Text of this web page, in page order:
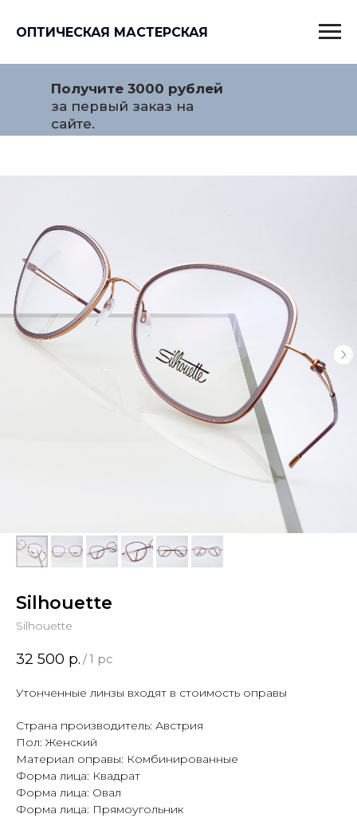
ОПТИЧЕСКАЯ МАСТЕРСКАЯ
Получите 3000 рублей
за первый заказ на
сайте.
Silhouette
Silhouette
32 500 р. /1 pc
Утонченные линзы входят в стоимость оправы
Страна производитель: Австрия
Пол: Женский
Материал оправы: Комбинированные
Форма лица: Квадрат
Форма лица: Овал
Форма лица: Прямоугольник